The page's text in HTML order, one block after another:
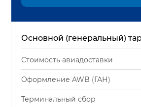
Основной (генеральный)
Стоимость авиадоставки
Оформление AWB (ГАН)
Терминальный сбор